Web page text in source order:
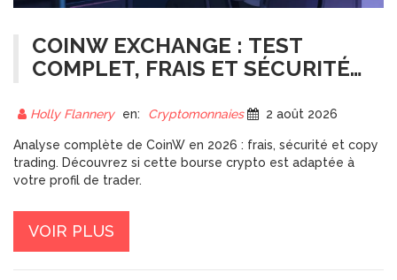
COINW EXCHANGE : TEST
COMPLET, FRAIS ET SÉCURITÉ
Holly Flannery en: Cryptomonnaies 2 août 2026
Analyse complète de CoinW en 2026 : frais, sécurité et copy
trading. Découvrez si cette bourse crypto est adaptée à
votre profil de trader.
VOIR PLUS